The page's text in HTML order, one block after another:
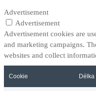
Advertisement
Advertisement
Advertisement cookies are
and marketing campaigns.
websites and collect
Cookie Délka